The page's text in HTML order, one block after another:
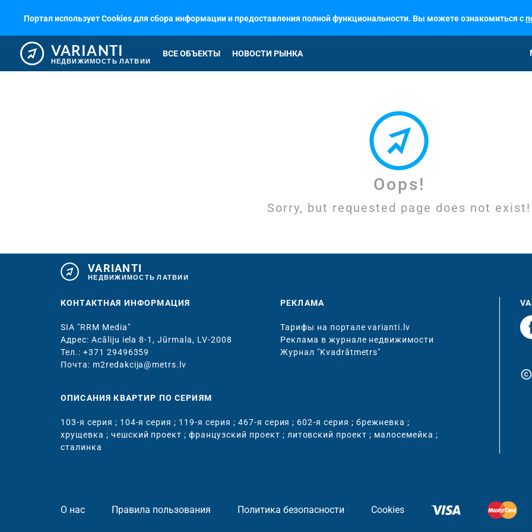
Портал использует Cookies для сбора информации и предоставления полной функциональности. Вы можете ознакомиться с
VARIANTI
НЕДВИЖИМОСТЬ ЛАТВИИ
ВСЕ ОБЪЕКТЫ НОВОСТИ РЫНКА
Oops!
Sorry, but requested page does not exist!
VARIANTI
НЕДВИЖИМОСТЬ ЛАТВИИ
КОНТАКТНАЯ ИНФОРМАЦИЯ
SIA "RRM Media"
Адрес: Acāliju iela 8-1, Jūrmala, LV-2008
Тел.: +371 29496359
Почта: m2redakcija@metrs.lv
РЕКЛАМА
Тарифы на портале varianti.lv
Реклама в журнале недвижимости
Журнал "Kvadrātmetrs"
ОПИСАНИЯ КВАРТИР ПО СЕРИЯМ
103-я серия ; 104-я серия ; 119-я серия ; 467-я серия ; 602-я серия ; брежневка ;
хрущевка ; чешский проект ;французский проект ; литовский проект ; малосемейка ;
сталинка
copyright
О нас Правила пользования Политика безопасности Cookies